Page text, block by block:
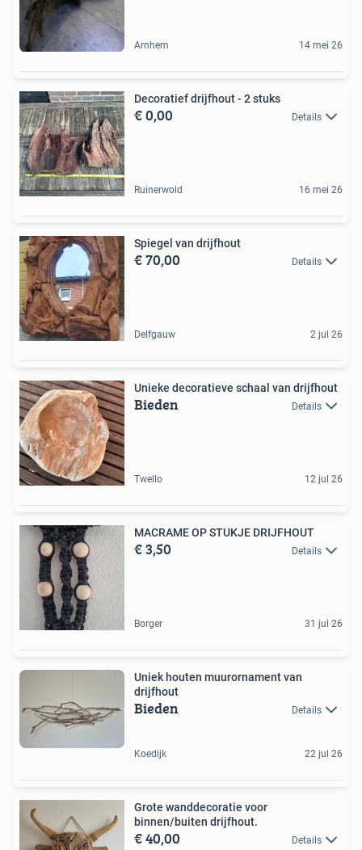
Arnhem 14 mei 26
Decoratief drijfhout - 2 stuks
€ 0,00 Details
Ruinerwold 16 mei 26
Spiegel van drijfhout
€ 70,00 Details
Delfgauw 2 jul 26
Unieke decoratieve schaal van drijfhout
Bieden Details
Twello 12 jul 26
MACRAME OP STUKJE DRIJFHOUT
€ 3,50 Details
Borger 31 jul 26
Uniek houten muurornament van
drijfhout
Bieden Details
Koedijk 22 jul 26
Grote wanddecoratie voor
binnen/buiten drijfhout.
€ 40,00 Details